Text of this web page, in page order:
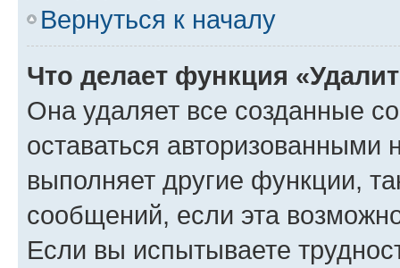
Вернуться к началу
Что делает функция
Она удаляет все созданные
оставаться авторизованными
выполняет другие функции,
сообщений, если эта
Если вы испытываете